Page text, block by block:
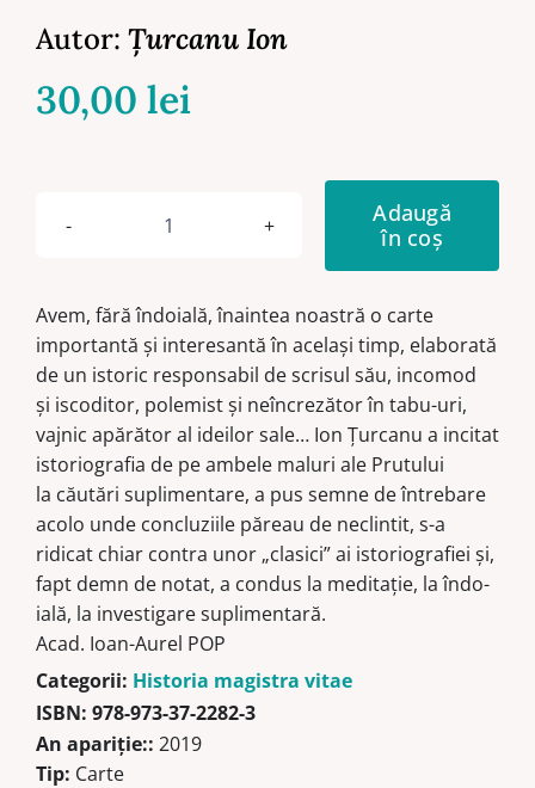
Autor: Ţurcanu Ion
30,00 lei
Cantitate
et
critica.
Culegere
de
studii
şi
articole
Adaugă
în coș
Avem, fără îndoială, înaintea noastră o carte
importantă și interesantă în același timp, elaborată
de un istoric responsabil de scrisul său, incomod
și iscoditor, polemist și neîncrezător în tabu-uri,
vajnic apărător al ideilor sale… Ion Țurcanu a incitat
istoriografia de pe ambele maluri ale Prutului
la căutări suplimentare, a pus semne de întrebare
acolo unde concluziile păreau de neclintit, s-a
ridicat chiar contra unor „clasici” ai istoriografiei și,
fapt demn de notat, a condus la meditație, la îndo­
ială, la investigare suplimentară.
Acad. Ioan-Aurel POP
Categorii: Historia magistra vitae
ISBN: 978-973-37-2282-3
An apariţie:: 2019
Tip: Carte